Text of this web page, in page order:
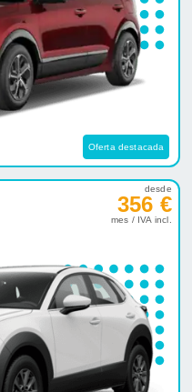
Oferta destacada
desde
356 €
mes / IVA incl.